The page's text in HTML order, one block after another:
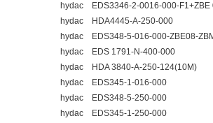
hydac EDS3346-2-0016-000-F1+ZBE
hydac HDA4445-A-250-000
hydac EDS348-5-016-000-ZBE08-
hydac EDS 1791-N-400-000
hydac HDA 3840-A-250-124(10M)
hydac EDS345-1-016-000
hydac EDS348-5-250-000
hydac EDS345-1-250-000